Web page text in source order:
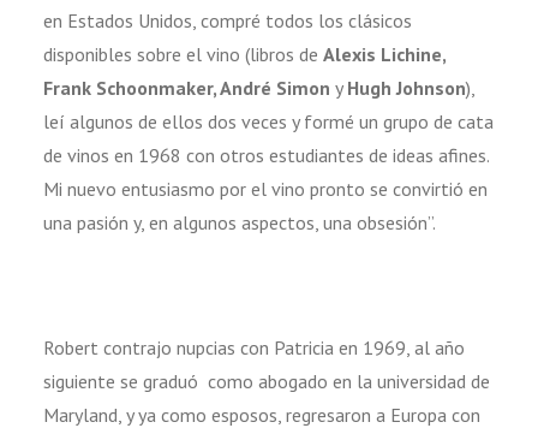
en Estados Unidos, compré todos los clásicos
disponibles sobre el vino (libros de Alexis Lichine,
Frank Schoonmaker, André Simon y Hugh Johnson),
leí algunos de ellos dos veces y formé un grupo de cata
de vinos en 1968 con otros estudiantes de ideas afines.
Mi nuevo entusiasmo por el vino pronto se convirtió en
una pasión y, en algunos aspectos, una obsesión”.
Robert contrajo nupcias con Patricia en 1969, al año
siguiente se graduó como abogado en la universidad de
Maryland, y ya como esposos, regresaron a Europa con